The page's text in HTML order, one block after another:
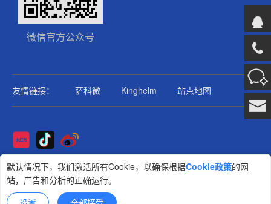
微信官方公众号
友情链接： 萨科微 Kinghelm 站点地图
Copyright@2025版权所有
金航标
技术支持: 集群科技
默认情况下，我们激活所有Cookie，以确保根据Cookie政策的网
站，广告和分析的正确运行。